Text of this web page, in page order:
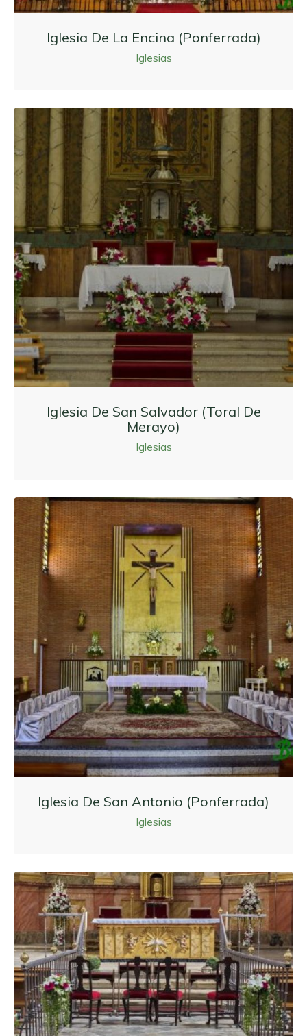
Iglesia De La Encina (Ponferrada)
Iglesias
Iglesia De San Salvador (Toral De
Merayo)
Iglesias
Iglesia De San Antonio (Ponferrada)
Iglesias